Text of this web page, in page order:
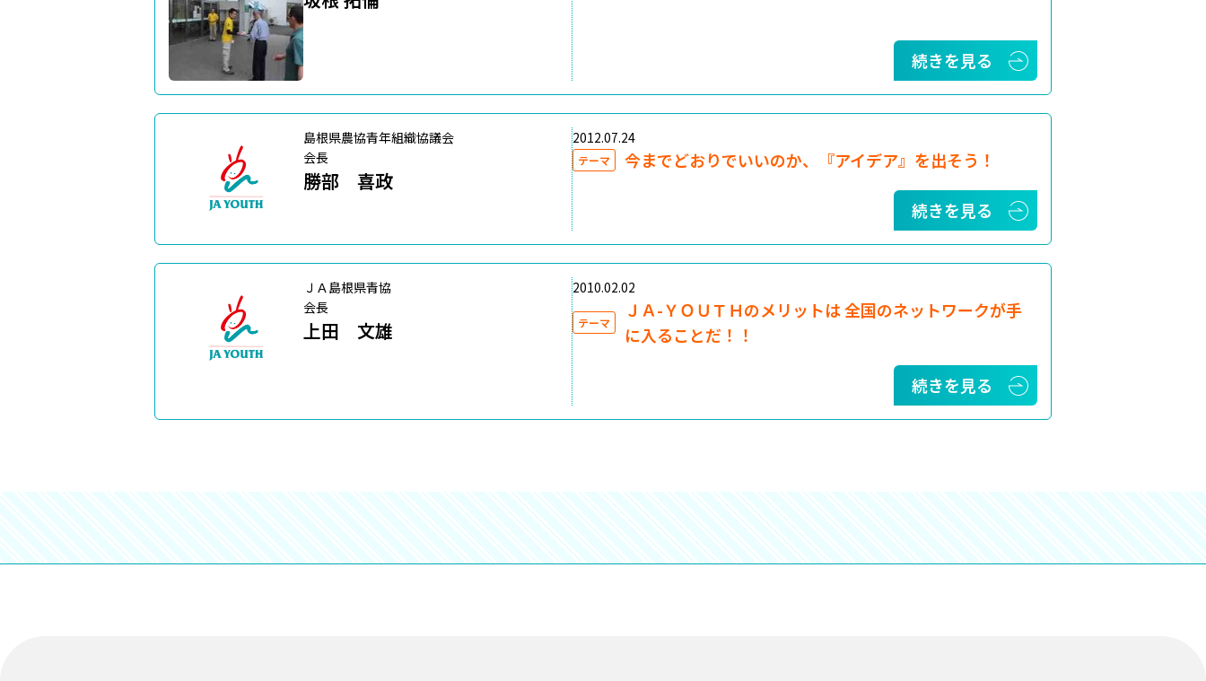
続きを見る
島根県農協青年組織協議会
会長
勝部 喜政
2012.07.24
テーマ 今までどおりでいいのか、『アイデア』を出そう！
続きを見る
ＪＡ島根県青協
会長
上田 文雄
2010.02.02
テーマ
ＪＡ-ＹＯＵＴＨのメリットは 全国のネットワークが手
に入ることだ！！
続きを見る